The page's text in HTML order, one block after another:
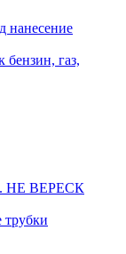
нанесение
бензин, газ,
НЕ ВЕРЕСК
трубки